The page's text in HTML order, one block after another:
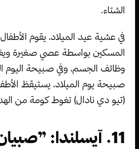
الشتاء.
في عشية عيد الميلاد، يقوم
المسكين بواسطة عصي صغيرة
وظائف الجسم، وفي صبيحة اليوم
صبيحة يوم الميلاد، يستيقظ
(تيو دي نادال) تغوط كومة من
11. آيسلندا: ”صبيان الميلاد“